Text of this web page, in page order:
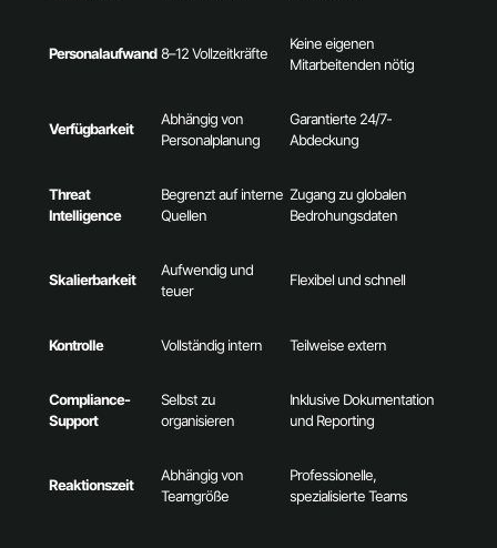
Personalaufwand 8–12 Vollzeitkräfte
Keine eigenen
Mitarbeitenden nötig
Verfügbarkeit
Abhängig von
Personalplanung
Garantierte 24/7-
Abdeckung
Threat
Intelligence
Begrenzt auf interne
Quellen
Zugang zu globalen
Bedrohungsdaten
Skalierbarkeit
Aufwendig und
teuer
Flexibel und schnell
Kontrolle Vollständig intern Teilweise extern
Compliance-
Support
Selbst zu
organisieren
Inklusive Dokumentation
und Reporting
Reaktionszeit
Abhängig von
Teamgröße
Professionelle,
spezialisierte Teams